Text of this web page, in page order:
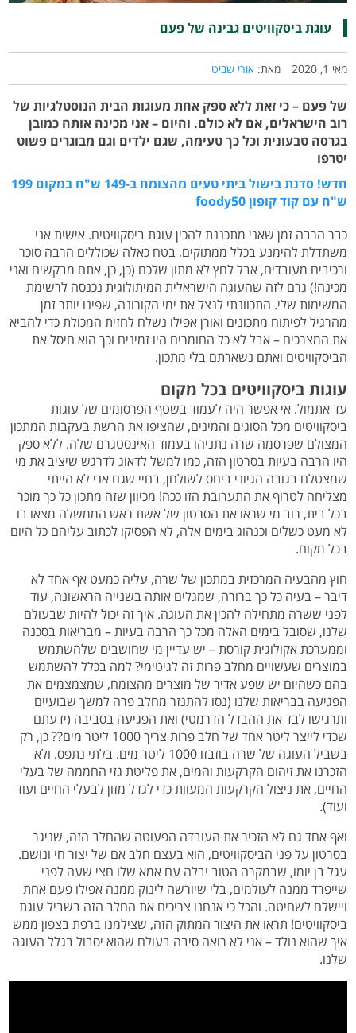
עוגת ביסקוויטים גבינה של פעם
מאי 1, 2020 מאת: אורי שביט
של פעם – כי זאת ללא ספק אחת מעוגות הבית הנוסטלגיות של
רוב הישראלים, אם לא כולם. והיום – אני מכינה אותה כמובן
בגרסה טבעונית וכל כך טעימה, שגם ילדים וגם מבוגרים פשוט
יטרפו
חדש! סדנת בישול ביתי טעים מהצומח ב-149 ש"ח במקום 199
ש"ח עם קוד קופון foody50
כבר הרבה זמן שאני מתכננת להכין עוגת ביסקוויטים. אישית אני
משתדלת להימנע בכלל ממתוקים, בטח כאלה שכוללים הרבה סוכר
ורכיבים מעובדים, אבל לחץ לא מתון שלכם (כן, כן, אתם מבקשים ואני
מכינה!) גרם לזה שהעוגה הישראלית המיתולוגית נכנסה לרשימת
המשימות שלי. התכוונתי לנצל את ימי הקורונה, שפינו יותר זמן
מהרגיל לפיתוח מתכונים ואורן אפילו נשלח לחזית המכולת כדי להביא
את המצרכים – אבל לא כל החומרים היו זמינים וכך הוא חיסל את
הביסקוויטים ואתם נשארתם בלי מתכון.
עוגות ביסקוויטים בכל מקום
עד אתמול. אי אפשר היה לעמוד בשטף הפרסומים של עוגות
ביסקוויטים מכל הסוגים והמינים, שהציפו את הרשת בעקבות המתכון
המצולם שפרסמה שרה נתניהו בעמוד האינסטגרם שלה. ללא ספק
היו הרבה בעיות בסרטון הזה, כמו למשל לדאוג לדרגש שיציב את מי
שמצטלם בגובה הגיוני ביחס לשולחן, בחיי שגם אני לא הייתי
מצליחה לטרוף את התערובת הזו ככה! מכיוון שזה מתכון כל כך מוכר
בכל בית, רוב מי שראו את הסרטון של אשת ראש הממשלה מצאו בו
לא מעט כשלים וכנהוג בימים אלה, לא הפסיקו לכתוב עליהם כל היום
בכל מקום.
חוץ מהבעיה המרכזית במתכון של שרה, עליה כמעט אף אחד לא
דיבר – בעיה כל כך ברורה, שמגלים אותה בשנייה הראשונה, עוד
לפני ששרה מתחילה להכין את העוגה. איך זה יכול להיות שבעולם
שלנו, שסובל בימים האלה מכל כך הרבה בעיות – מבריאות בסכנה
וממערכת אקולוגית קורסת – יש עדיין מי שחושבים שלהשתמש
במוצרים שעשויים מחלב פרות זה לגיטימי? למה בכלל להשתמש
בהם כשהיום יש שפע אדיר של מוצרים מהצומח, שמצמצמים את
הפגיעה בבריאות שלנו (נסו להתנזר מחלב פרה למשך שבועיים
ותרגישו לבד את ההבדל הדרמטי) ואת הפגיעה בסביבה (ידעתם
שכדי לייצר ליטר אחד של חלב פרות צריך 1000 ליטר מים?? כן, רק
בשביל העוגה של שרה בוזבזו 1000 ליטר מים. בלתי נתפס. ולא
הזכרנו את זיהום הקרקעות והמים, את פליטת גזי החממה של בעלי
החיים, את ניצול הקרקעות המעוות כדי לגדל מזון לבעלי החיים ועוד
ועוד).
ואף אחד גם לא הזכיר את העובדה הפעוטה שהחלב הזה, שניגר
בסרטון על פני הביסקוויטים, הוא בעצם חלב אם של יצור חי ונושם.
עגל בן יומו, שבמקרה הטוב יבלה עם אמא שלו חצי שעה לפני
שייפרד ממנה לעולמים, בלי שיורשה לינוק ממנה אפילו פעם אחת
ויישלח לשחיטה. והכל כי אנחנו צריכים את החלב הזה בשביל עוגת
ביסקוויטים! תראו את היצור המתוק הזה, שצילמנו ברפת בצפון ממש
איך שהוא נולד – אני לא רואה סיבה בעולם שהוא יסבול בגלל העוגה
שלנו.